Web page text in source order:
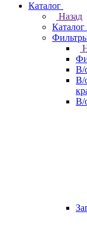
Каталог
Назад
Каталог
В/
В/
В/